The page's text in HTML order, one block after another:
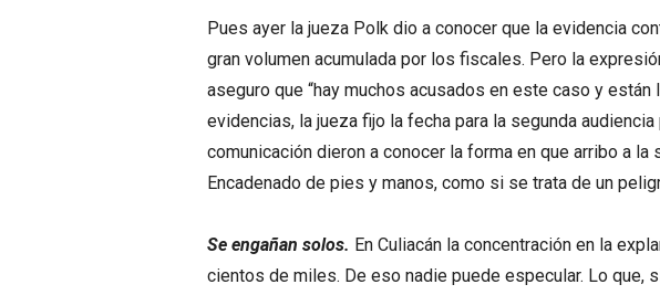
Pues ayer la jueza Polk dio a conocer que la evidencia
gran volumen acumulada por los fiscales. Pero la
aseguro que “hay muchos acusados en este caso y están
evidencias, la jueza fijo la fecha para la segunda
comunicación dieron a conocer la forma en que arribo a la
Encadenado de pies y manos, como si se trata de un
Se engañan solos. En Culiacán la concentración en la
cientos de miles. De eso nadie puede especular. Lo que,